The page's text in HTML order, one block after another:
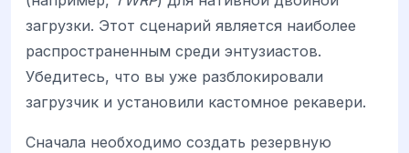
загрузки. Этот сценарий является наиболее
распространенным среди энтузиастов.
Убедитесь, что вы уже разблокировали
загрузчик и установили кастомное рекавери.
Сначала необходимо создать резервную